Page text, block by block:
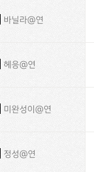
바닐라@연
헤응@연
미완성이@연
정성@연